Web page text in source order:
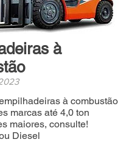
à
à combustão
marcas até 4,0 ton
maiores, consulte!
Diesel